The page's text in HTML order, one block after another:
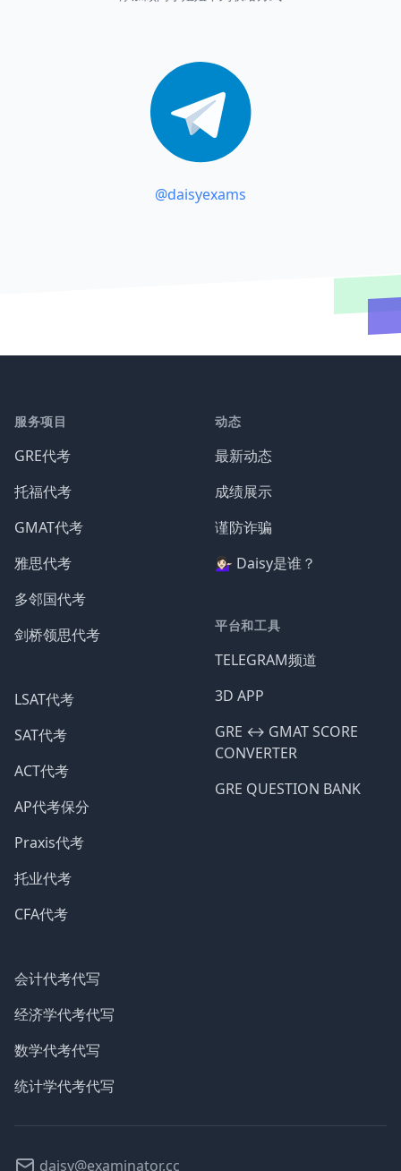
@daisyexams
服务项目
GRE代考
托福代考
GMAT代考
雅思代考
多邻国代考
剑桥领思代考
LSAT代考
SAT代考
ACT代考
AP代考保分
Praxis代考
托业代考
CFA代考
会计代考代写
经济学代考代写
数学代考代写
统计学代考代写
动态
最新动态
成绩展示
谨防诈骗
💁🏻‍♀️ Daisy是谁？
平台和工具
TELEGRAM频道
3D APP
GRE ↔️ GMAT SCORE
CONVERTER
GRE QUESTION BANK
daisy@examinator.cc